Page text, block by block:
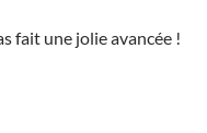
fait une jolie avancée !